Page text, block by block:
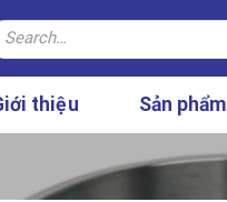
thiệu Sản phẩm